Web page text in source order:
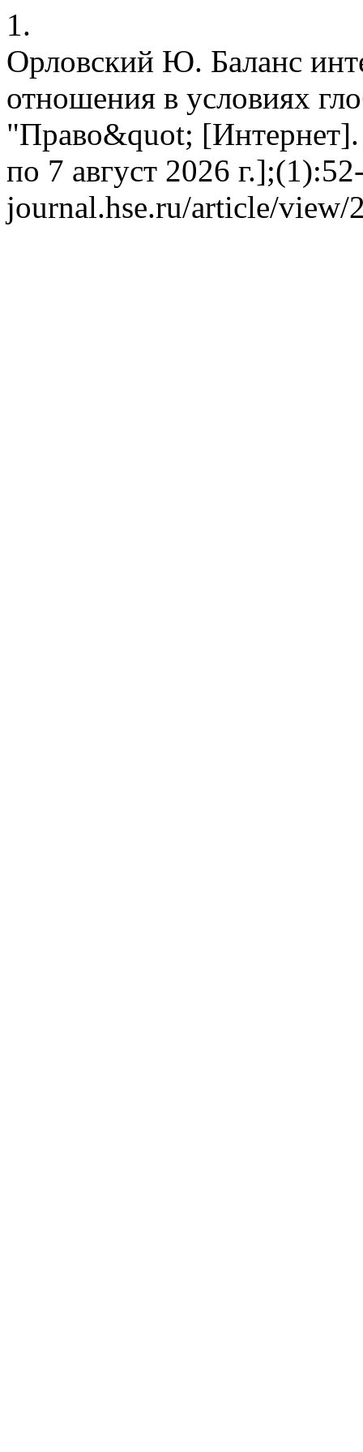
1.
Орловский Ю. Баланс
отношения в условиях
"Право&quot; [Интернет].
по 7 август 2026
journal.hse.ru/article/view/